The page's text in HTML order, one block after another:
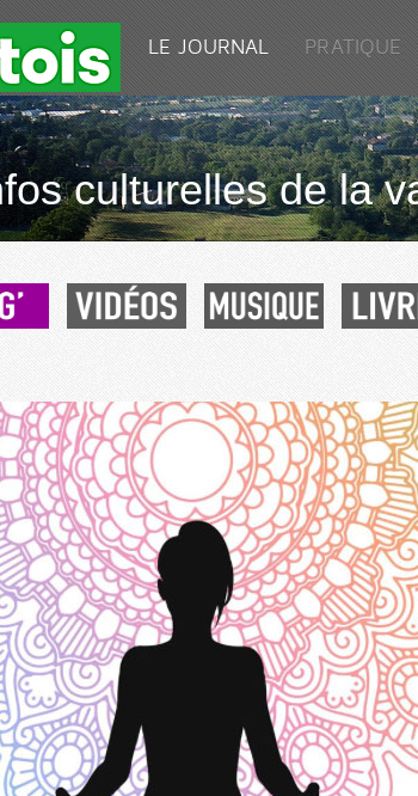
LE JOURNAL PRATIQUE
culturelles de la